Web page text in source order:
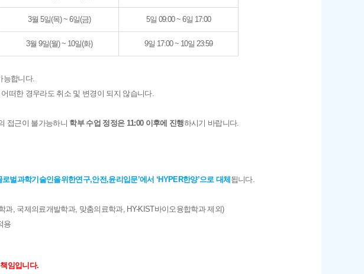
3월 5일(목) ~ 6일(금) 5일 09:00 ~ 6일 17:00
3월 9일(월) ~ 10일(화) 9일 17:00 ~ 10일 23:59
능합니다.
떠한 경우라도 취소 및 변경이 되지 않습니다.
접근이 불가능하니 학부 수업 정정은 11:00 이후에 진행하시기 바랍니다.
로벌과학기술인을위한연구,안전,윤리입문’에서 ‘HYPER한양’으로 대체 됩니다.
과, 국제의료개발학과, 맞춤의료학과, HY-KIST바이오융합학과 제외)
용
임입니다.